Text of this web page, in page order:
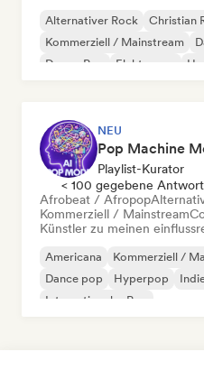
Alternativer Rock
Christian
Kommerziell / Mainstream
Dream Pop
Elektropop
NEU
Playlist-Kurator
< 100 gegebene
Afrobeat / Afropop
Kommerziell / Mainstream
Künstler zu meinen
Americana Kommerziell /
Dance pop
Hyperpop
Internationaler Pop